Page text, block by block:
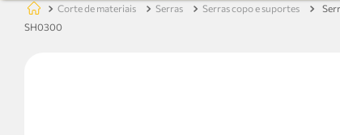
corte de materiais serras serras copo e suportes
SH0300